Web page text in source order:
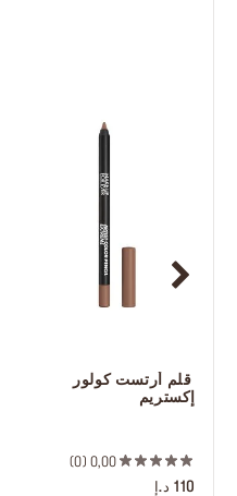
إكستريم
0,00
0
110 د.إ